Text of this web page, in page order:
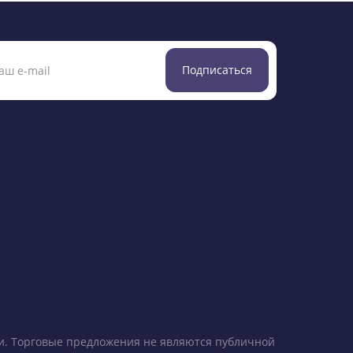
Подписаться
Торговые предложения не являются публичной